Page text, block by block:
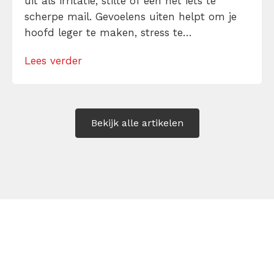
scherpe mail. Gevoelens uiten helpt om je
hoofd leger te maken, stress te
Maar hoe doe je dat zonder drama, verwijt
Lees verder
Bekijk alle artikelen